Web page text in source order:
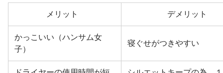
メリット デメリット
かっこいい（ハンサム女
子）
寝ぐせがつきやすい